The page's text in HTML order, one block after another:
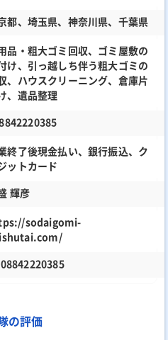
都、埼玉県、神奈川県、千葉県
品・粗大ゴミ回収、ゴミ屋敷の
け、引っ越しち伴う粗大ゴミの
、ハウスクリーニング、倉庫片
、遺品整理
終了後現金払い、銀行振込、ク
ットカード
輝彦
sodaigomi-
の評価